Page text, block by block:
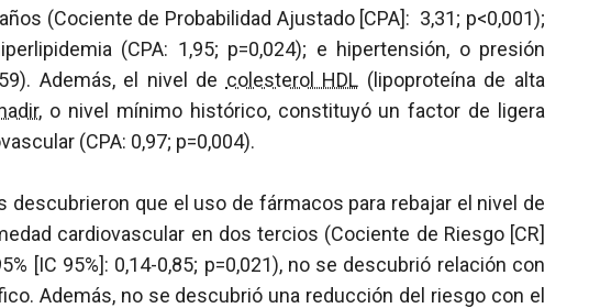
(Cociente de Probabilidad Ajustado [CPA]: 3,31; p<0,001);
(CPA: 1,95; p=0,024); e hipertensión, o presión
Además, el nivel de colesterol HDL (lipoproteína de alta
, o nivel mínimo histórico, constituyó un factor de ligera
(CPA: 0,97; p=0,004).
descubrieron que el uso de fármacos para rebajar el nivel de
cardiovascular en dos tercios (Cociente de Riesgo [CR]
[IC 95%]: 0,14-0,85; p=0,021), no se descubrió relación con
Además, no se descubrió una reducción del riesgo con el